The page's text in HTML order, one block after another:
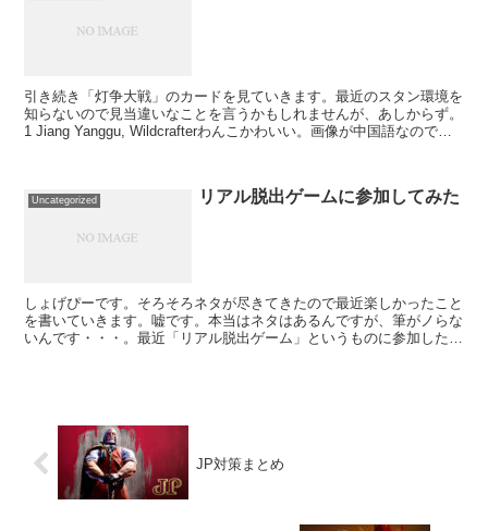
引き続き「灯争大戦」のカードを見ていきます。最近のスタン環境を
知らないので見当違いなことを言うかもしれませんが、あしからず。
1 Jiang Yanggu, Wildcrafterわんこかわいい。画像が中国語なので、
Uncategorized リアル脱出ゲームに参加してみた
しょげぴーです。そろそろネタが尽きてきたので最近楽しかったこと
を書いていきます。嘘です。本当はネタはあるんですが、筆がノらな
いんです・・・。最近「リアル脱出ゲーム」というものに参加したら
JP対策まとめ